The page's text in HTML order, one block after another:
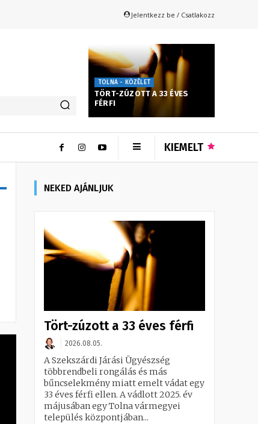
Jelentkezz be / Csatlakozz
TOLNA - KÖZÉLET
TÖRT-ZÚZOTT A 33 ÉVES
FÉRFI
KIEMELT
NEKED AJÁNLJUK
Tört-zúzott a 33 éves férfi
2026.08.05.
A Szekszárdi Járási Ügyészség
többrendbeli rongálás és más
bűncselekmény miatt emelt vádat egy
33 éves férfi ellen. A vádlott 2025. év
májusában egy Tolna vármegyei
település központjában...